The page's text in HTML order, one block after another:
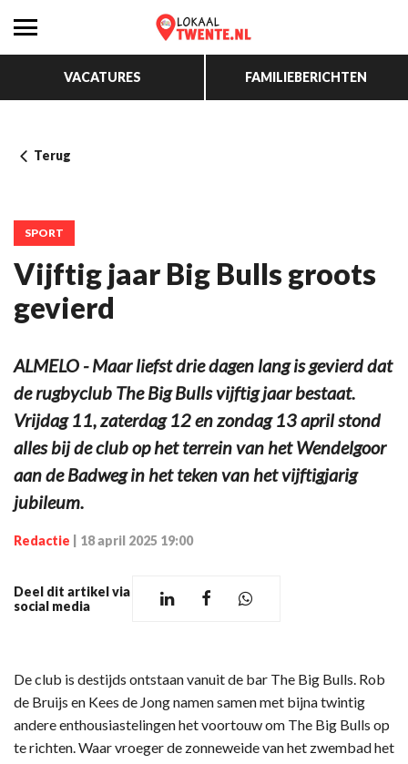
VACATURES FAMILIEBERICHTEN
Terug
SPORT
Vijftig jaar Big Bulls groots
gevierd
ALMELO - Maar liefst drie dagen lang is gevierd dat
de rugbyclub The Big Bulls vijftig jaar bestaat.
Vrijdag 11, zaterdag 12 en zondag 13 april stond
alles bij de club op het terrein van het Wendelgoor
aan de Badweg in het teken van het vijftigjarig
jubileum.
Redactie 18 april 2025 19:00
Deel dit artikel via
social media
De club is destijds ontstaan vanuit de bar The Big Bulls. Rob
de Bruijs en Kees de Jong namen samen met bijna twintig
andere enthousiastelingen het voortouw om The Big Bulls op
te richten. Waar vroeger de zonneweide van het zwembad het